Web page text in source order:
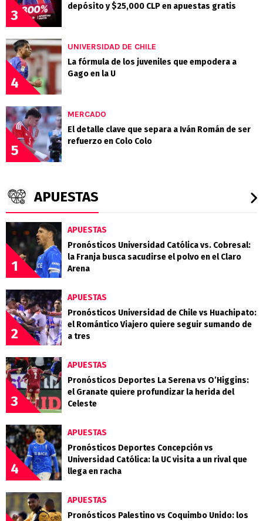
3
depósito y $25,000 CLP en apuestas gratis
4
UNIVERSIDAD DE CHILE
La fórmula de los juveniles que empodera a
Gago en la U
5
MERCADO
El detalle clave que separa a Iván Román de ser
refuerzo en Colo Colo
APUESTAS
1
APUESTAS
Pronósticos Universidad Católica vs. Cobresal:
la Franja busca sacudirse el polvo en el Claro
Arena
2
APUESTAS
Pronósticos Universidad de Chile vs Huachipato:
el Romántico Viajero quiere seguir sumando de
a tres
3
APUESTAS
Pronósticos Deportes La Serena vs O’Higgins:
el Granate quiere profundizar la herida del
Celeste
4
APUESTAS
Pronósticos Deportes Concepción vs
Universidad Católica: la UC visita a un rival que
llega en racha
APUESTAS
Pronósticos Palestino vs Coquimbo Unido: los